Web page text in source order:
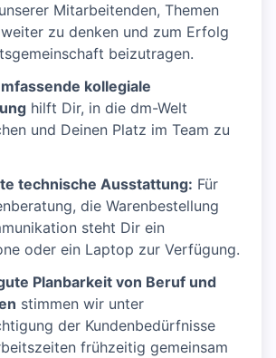
Mitarbeitenden, Themen
zu denken und zum Erfolg
beizutragen.
kollegiale
hilft Dir, in die dm-Welt
und Deinen Platz im Team zu
technische Ausstattung: Für
die Warenbestellung
steht Dir ein
oder ein Laptop zur Verfügung.
Planbarkeit von Beruf und
stimmen wir unter
der Kundenbedürfnisse
frühzeitig gemeinsam